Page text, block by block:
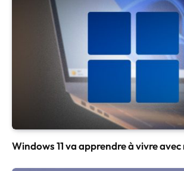
Windows 11 va apprendre à vivre avec